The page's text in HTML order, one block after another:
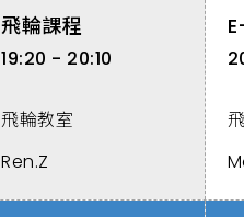
飛輪課程
19:20 - 20:10
飛輪教室
Ren.Z